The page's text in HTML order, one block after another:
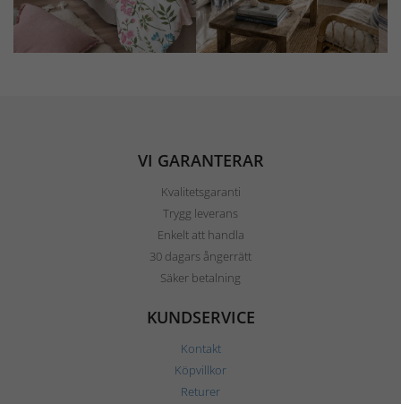
VI GARANTERAR
Kvalitetsgaranti
Trygg leverans
Enkelt att handla
30 dagars ångerrätt
Säker betalning
KUNDSERVICE
Kontakt
Köpvillkor
Returer